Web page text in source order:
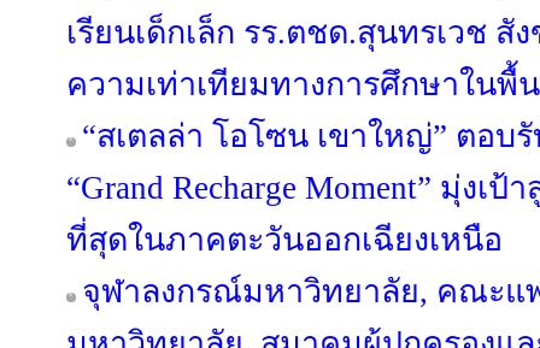
เรียนเด็กเล็ก รร.ตชด.สุนทรเวช สั
ความเท่าเทียมทางการศึกษาในพื้
“สเตลล่า โอโซน เขาใหญ่” ตอบ
“Grand Recharge Moment” มุ่งเป้
ที่สุดในภาคตะวันออกเฉียงเหนือ
จุฬาลงกรณ์มหาวิทยาลัย, คณะแ